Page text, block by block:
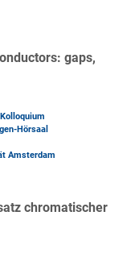
gaps,
Hörsaal
Amsterdam
chromatischer